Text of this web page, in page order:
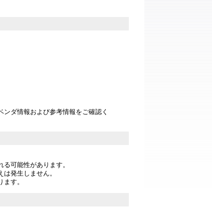
ダ情報および参考情報をご確認く
可能性があります。
発生しません。
す。